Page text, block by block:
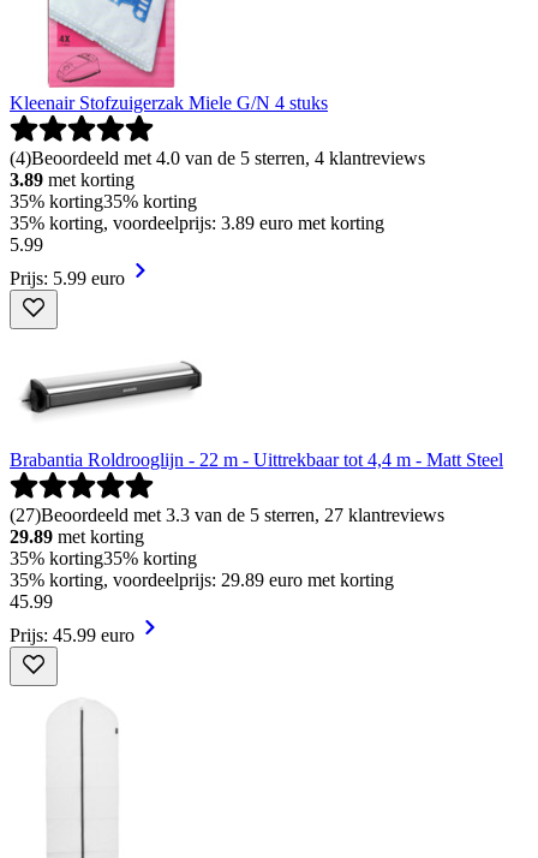
Kleenair Stofzuigerzak Miele G/N 4 stuks
(4)Beoordeeld met 4.0 van de 5 sterren, 4 klantreviews
3.89 met korting
35% korting35% korting
35% korting, voordeelprijs: 3.89 euro met korting
5.99
Prijs: 5.99 euro
Brabantia Roldrooglijn - 22 m - Uittrekbaar tot 4,4 m - Matt Steel
(27)Beoordeeld met 3.3 van de 5 sterren, 27 klantreviews
29.89 met korting
35% korting35% korting
35% korting, voordeelprijs: 29.89 euro met korting
45.99
Prijs: 45.99 euro